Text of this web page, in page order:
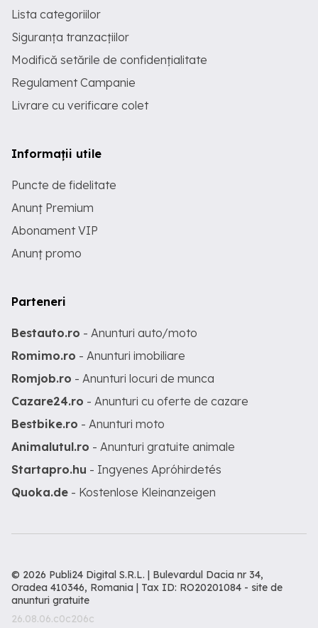
Lista categoriilor
Siguranța tranzacțiilor
Modifică setările de confidențialitate
Regulament Campanie
Livrare cu verificare colet
Informații utile
Puncte de fidelitate
Anunț Premium
Abonament VIP
Anunț promo
Parteneri
Bestauto.ro - Anunturi auto/moto
Romimo.ro - Anunturi imobiliare
Romjob.ro - Anunturi locuri de munca
Cazare24.ro - Anunturi cu oferte de cazare
Bestbike.ro - Anunturi moto
Animalutul.ro - Anunturi gratuite animale
Startapro.hu - Ingyenes Apróhirdetés
Quoka.de - Kostenlose Kleinanzeigen
© 2026 Publi24 Digital S.R.L. | Bulevardul Dacia nr 34,
Oradea 410346, Romania | Tax ID: RO20201084 - site de
anunturi gratuite
26.08.06.c0c206c